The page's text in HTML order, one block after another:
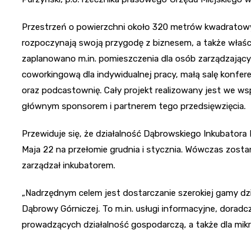
Przestrzeń o powierzchni około 320 metrów
rozpoczynają swoją przygodę z biznesem, a także
zaplanowano m.in. pomieszczenia dla osób
coworkingową dla indywidualnej pracy, małą salę
oraz podcastownię. Cały projekt realizowany jest we
głównym sponsorem i partnerem tego przedsięwzięcia.
Przewiduje się, że działalność Dąbrowskiego
Maja 22 na przełomie grudnia i stycznia. Wówczas
zarządzał inkubatorem.
„Nadrzędnym celem jest dostarczanie szerokiej gamy
Dąbrowy Górniczej. To m.in. usługi informacyjne,
prowadzących działalność gospodarczą, a także dla